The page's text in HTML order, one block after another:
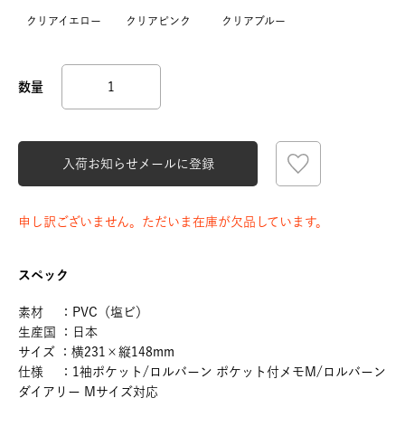
クリアイエロー クリアピンク クリアブルー
入荷お知らせメールに登録
申し訳ございません。ただいま在庫が欠品しています。
スペック
素材 ：PVC（塩ビ）
生産国 ：日本
サイズ ：横231×縦148mm
仕様 ：1袖ポケット/ロルバーン ポケット付メモM/ロルバーン
ダイアリー Mサイズ対応